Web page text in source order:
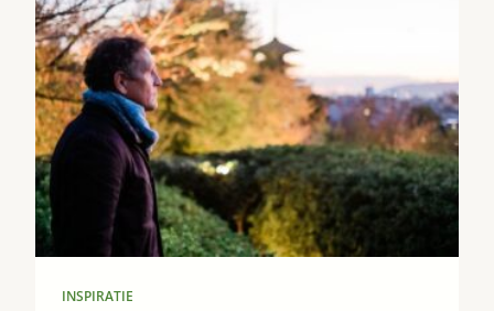
Gardeners’ World 08/2026
Bestel nu
Abonneer
INSPIRATIE